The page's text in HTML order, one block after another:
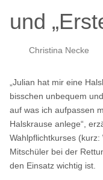
und
Christina Necke
„Julian hat mir eine
bisschen unbequem
auf was ich aufpassen
Halskrause anlege“,
Wahlpflichtkurses (kurz:
Mitschüler bei der
den Einsatz wichtig ist.